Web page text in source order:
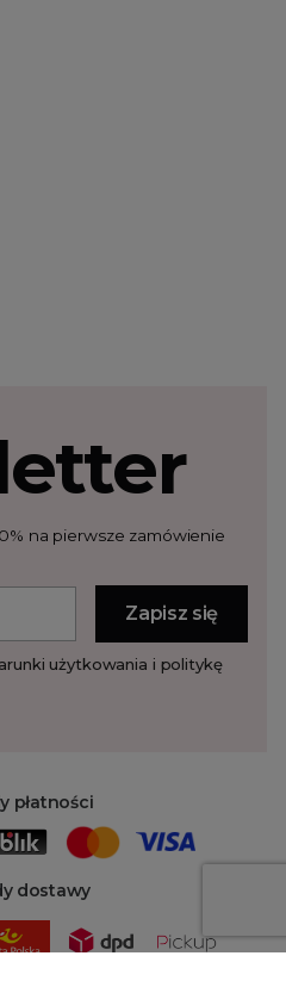
płatności
dostawy
na pierwsze zamówienie
użytkowania i politykę